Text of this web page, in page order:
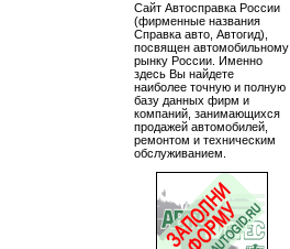
Сайт Автосправка России
(фирменные названия
Справка авто, Автогид),
посвящен автомобильному
рынку России. Именно
здесь Вы найдете
наиболее точную и полную
базу данных фирм и
компаний, занимающихся
продажей автомобилей,
ремонтом и техническим
обслуживанием.